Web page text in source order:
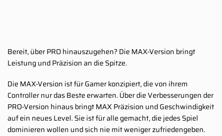
Bereit, über PRO hinauszugehen? Die MAX-Version bringt
Leistung und Präzision an die Spitze.
Die MAX-Version ist für Gamer konzipiert, die von ihrem
Controller nur das Beste erwarten. Über die Verbesserungen der
PRO-Version hinaus bringt MAX Präzision und Geschwindigkeit
auf ein neues Level. Sie ist für alle gemacht, die jedes Spiel
dominieren wollen und sich nie mit weniger zufriedengeben.